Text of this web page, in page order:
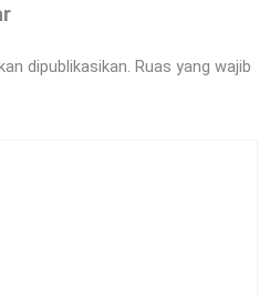
dipublikasikan. Ruas yang wajib